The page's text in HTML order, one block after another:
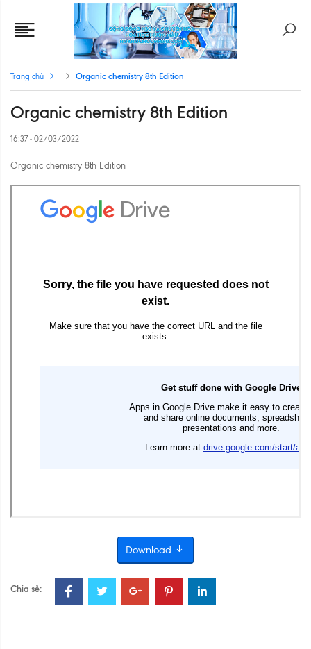
Trang chủ Organic chemistry 8th Edition
Organic chemistry 8th Edition
16:37 - 02/03/2022
Organic chemistry 8th Edition
Download
Chia sẻ: